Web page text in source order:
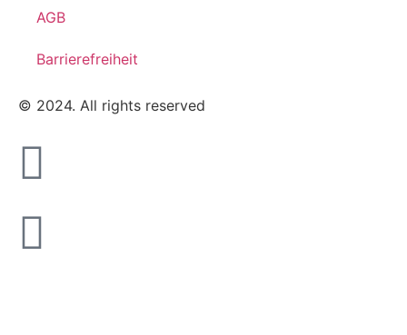
AGB
Barrierefreiheit
© 2024. All rights reserved